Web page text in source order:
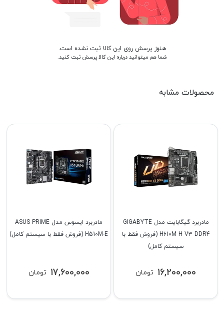
هنوز پرسش روی این کالا ثبت نشده است.
شما هم میتوانید درباره این کالا پرسش ثبت کنید.
محصولات مشابه
مادربرد ایسوس مدل ASUS PRIME
H510M-E (فروش فقط با سیستم کامل)
تومان 17,600,000
مادربرد گیگابایت مدل GIGABYTE
H610M H V3 DDR4 (فروش فقط با
سیستم کامل)
تومان 16,200,000